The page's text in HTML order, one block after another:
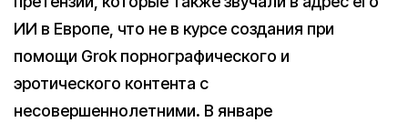
ИИ в Европе, что не в курсе создания при
помощи Grok порнографического и
эротического контента с
несовершеннолетними. В январе